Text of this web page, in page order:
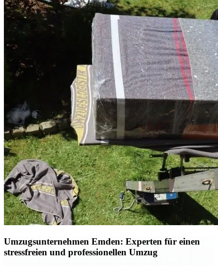
Umzugsunternehmen Emden: Experten für einen
stressfreien und professionellen Umzug